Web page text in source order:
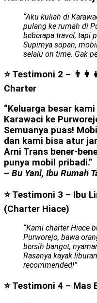
“Aku kuliah di
pulang ke rumah di
beberapa travel, tapi
Supirnya sopan,
selalu on time. Gak
⭐ Testimoni 2 –
Charter
“Keluarga besar
Karawaci ke
Semuanya puas!
dan kami bisa atur
Arni Trans bener-
punya mobil pribadi.”
– Bu Yani, Ibu Rumah
⭐ Testimoni 3 – Ibu
(Charter Hiace)
“Kami charter Hiace
Purworejo, bawa
bersih banget,
Rasanya kayak
recommended!”
⭐ Testimoni 4 – Mas